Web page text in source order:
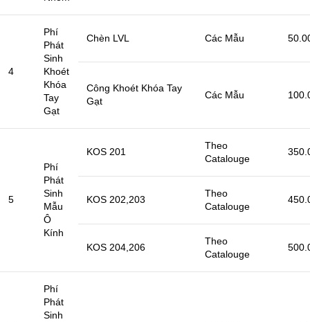
4
Phí
Phát
Sinh
Khoét
Khóa
Tay
Gạt
Chèn LVL Các Mẫu
Công Khoét Khóa Tay
Gạt
Các Mẫu
5
Phí
Phát
Sinh
Mẫu
Ô
Kính
KOS 201
Theo
Catalouge
KOS 202,203
Theo
Catalouge
KOS 204,206
Theo
Catalouge
Phí
Phát
Sinh